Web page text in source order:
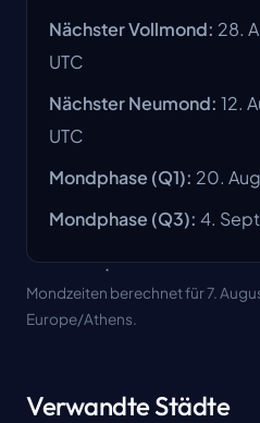
Nächster Vollmond: 28.
UTC
Nächster Neumond: 12.
UTC
Mondphase (Q1): 20.
Mondphase (Q3): 4.
Mondzeiten berechnet für 7.
Europe/Athens.
Verwandte Städte